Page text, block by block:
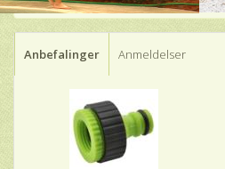
Anbefalinger Anmeldelser